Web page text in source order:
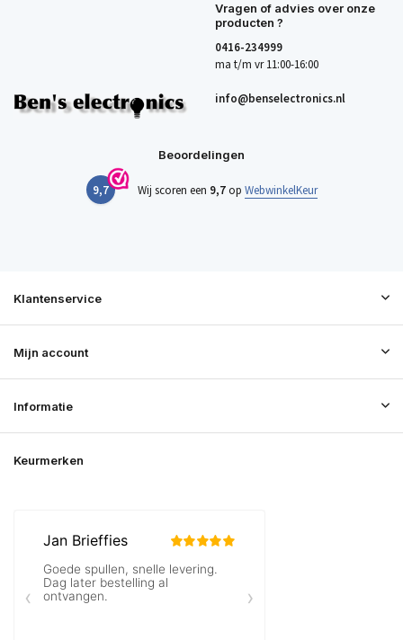
Vragen of advies over onze
producten ?
0416-234999
ma t/m vr 11:00-16:00
info@benselectronics.nl
Beoordelingen
9,7 Wij scoren een 9,7op WebwinkelKeur
Klantenservice
Mijn account
Informatie
Keurmerken